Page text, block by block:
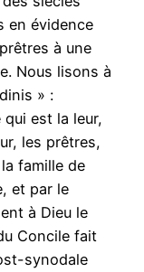
en évidence
à une
Nous lisons à
» :
qui est la leur,
les prêtres,
famille de
et par le
à Dieu le
Concile fait
synodale